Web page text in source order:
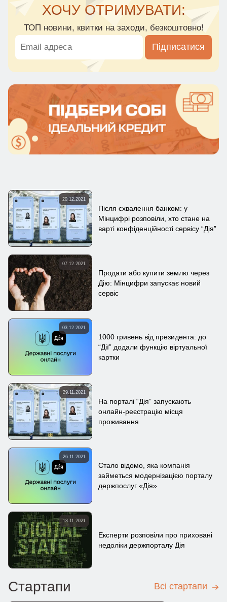
20.12.2021
Після схвалення банком: у
Мінцифрі розповіли, хто стане на
варті конфіденційності сервісу “Дія”
07.12.2021
Продати або купити землю через
Дію: Мінцифри запускає новий
сервіс
03.12.2021
1000 гривень від президента: до
“Дії” додали функцію віртуальної
картки
29.11.2021
На порталі “Дiя” запускають
онлайн-реєстрацію місця
проживання
26.11.2021
Стало відомо, яка компанія
займеться модернізацією порталу
держпослуг «Дія»
18.11.2021
Експерти розповіли про приховані
недоліки держпорталу Дія
Стартапи Всі стартапи
ХОЧУ ОТРИМУВАТИ:
ТОП новини, квитки на заходи, безкоштовно!
Підписатися